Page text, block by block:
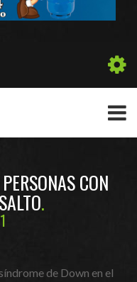
CON
de Down en el